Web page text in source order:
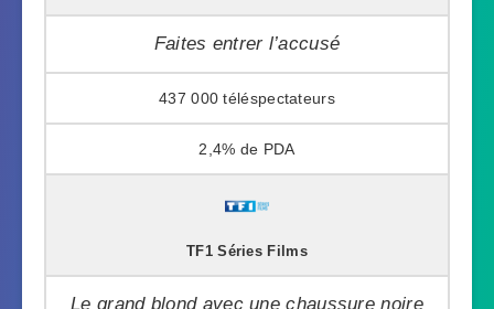
Faites entrer l’accusé
437 000
2,4%
TF1 Séries Films
Le grand blond avec une chaussure noire